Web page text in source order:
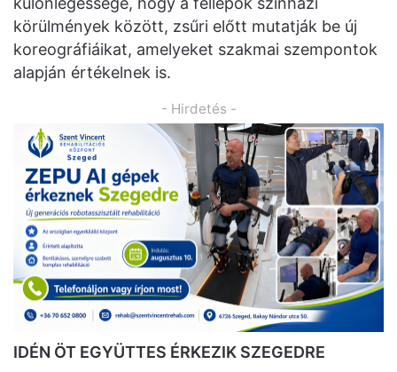
körülmények között, zsűri előtt mutatják be új
koreográfiáikat, amelyeket szakmai szempontok
alapján értékelnek is.
- Hirdetés -
IDÉN ÖT EGYÜTTES ÉRKEZIK SZEGEDRE